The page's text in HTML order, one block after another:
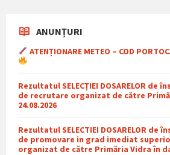
ANUNȚURI
ATENȚIONARE METEO – COD
Rezultatul SELECȚIEI DOSARELOR de
de recrutare organizat de către
24.08.2026
Rezultatul SELECTIEI DOSARELOR de
de promovare in grad imediat
organizat de către Primăria Vidra în